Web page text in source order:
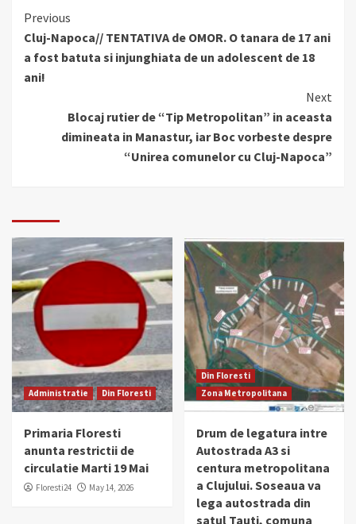
Continue
Reading
Previous
Cluj-Napoca// TENTATIVA de OMOR. O tanara de 17 ani
a fost batuta si injunghiata de un adolescent de 18
ani!
Next
Blocaj rutier de “Tip Metropolitan” in aceasta
dimineata in Manastur, iar Boc vorbeste despre
“Unirea comunelor cu Cluj-Napoca”
Administratie Din Floresti
Primaria Floresti
anunta restrictii de
circulatie Marti 19 Mai
Floresti24 May 14, 2026
Din Floresti
Zona Metropolitana
Drum de legatura intre
Autostrada A3 si
centura metropolitana
a Clujului. Soseaua va
lega autostrada din
satul Tauti, comuna